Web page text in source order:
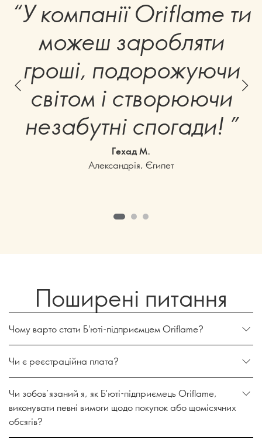
“У компанії Oriflame ти
можеш заробляти
гроші, подорожуючи
світом і створюючи
незабутні спогади! ”
Гехад М.
Александрія, Єгипет
Поширені питання
Чому варто стати Б'юті-підприємцем Oriflame?
Чи є реєстраційна плата?
Чи зобов’язаний я, як Б'юті-підприємець Oriflame,
виконувати певні вимоги щодо покупок або щомісячних
обсягів?